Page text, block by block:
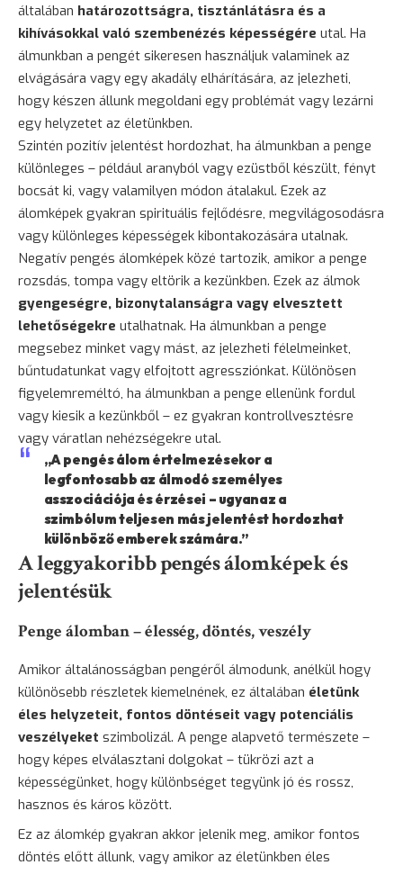
általában határozottságra, tisztánlátásra és a
kihívásokkal való szembenézés képességére utal. Ha
álmunkban a pengét sikeresen használjuk valaminek az
elvágására vagy egy akadály elhárítására, az jelezheti,
hogy készen állunk megoldani egy problémát vagy lezárni
egy helyzetet az életünkben.
Szintén pozitív jelentést hordozhat, ha álmunkban a penge
különleges – például aranyból vagy ezüstből készült, fényt
bocsát ki, vagy valamilyen módon átalakul. Ezek az
álomképek gyakran spirituális fejlődésre, megvilágosodásra
vagy különleges képességek kibontakozására utalnak.
Negatív pengés álomképek közé tartozik, amikor a penge
rozsdás, tompa vagy eltörik a kezünkben. Ezek az álmok
gyengeségre, bizonytalanságra vagy elvesztett
lehetőségekre utalhatnak. Ha álmunkban a penge
megsebez minket vagy mást, az jelezheti félelmeinket,
bűntudatunkat vagy elfojtott agressziónkat. Különösen
figyelemreméltó, ha álmunkban a penge ellenünk fordul
vagy kiesik a kezünkből – ez gyakran kontrollvesztésre
vagy váratlan nehézségekre utal.
„A pengés álom értelmezésekor a
legfontosabb az álmodó személyes
asszociációja és érzései – ugyanaz a
szimbólum teljesen más jelentést hordozhat
különböző emberek számára.”
A leggyakoribb pengés álomképek és
jelentésük
Penge álomban – élesség, döntés, veszély
Amikor általánosságban pengéről álmodunk, anélkül hogy
különösebb részletek kiemelnének, ez általában életünk
éles helyzeteit, fontos döntéseit vagy potenciális
veszélyeket szimbolizál. A penge alapvető természete –
hogy képes elválasztani dolgokat – tükrözi azt a
képességünket, hogy különbséget tegyünk jó és rossz,
hasznos és káros között.
Ez az álomkép gyakran akkor jelenik meg, amikor fontos
döntés előtt állunk, vagy amikor az életünkben éles